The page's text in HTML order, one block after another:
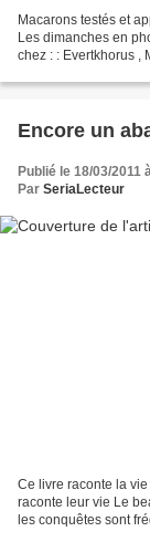
Macarons testés et
Les dimanches en
chez : : Evertkhorus ,
Encore un
Publié le 18/03/2011
Par SeriaLecteur
Ce livre raconte la
raconte leur vie Le
les conquêtes sont